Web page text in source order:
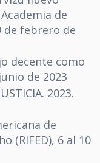
de
de febrero de
decente como
de 2023
2023.
de
(RIFED), 6 al 10